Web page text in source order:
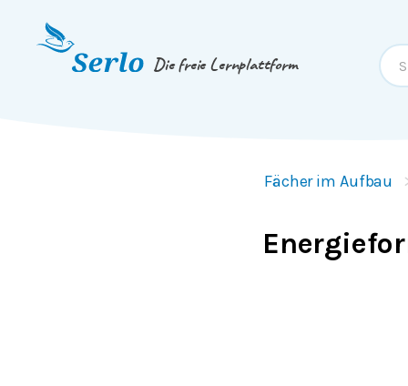
Springe zum
Die freie Lernplattform
Fächer im Aufbau